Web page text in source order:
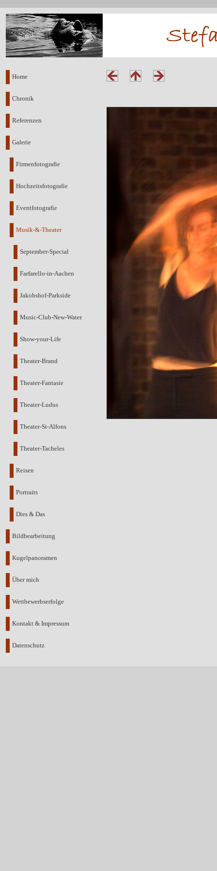
Home
Chronik
Referenzen
Galerie
Firmenfotografie
Hochzeitsfotografie
Eventfotografie
Musik-&-Theater
September-Special
Farfarello-in-Aachen
Jakobshof-Parkside
Music-Club-New-Water
Show-your-Life
Theater-Brand
Theater-Fantasie
Theater-Ludus
Theater-St-Alfons
Theater-Tacheles
Reisen
Portraits
Dies & Das
Bildbearbeitung
Kugelpanoramen
Über mich
Wettbewerbserfolge
Kontakt & Impressum
Datenschutz